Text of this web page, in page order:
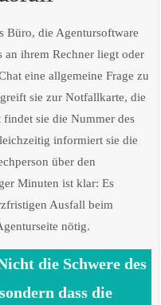
Büro, die Agentursoftware
an ihrem Rechner liegt oder
eine allgemeine Frage zu
sie zur Notfallkarte, die
sie die Nummer des
informiert sie die
über den
Minuten ist klar: Es
Ausfall beim
nötig.
die Schwere des
dass die